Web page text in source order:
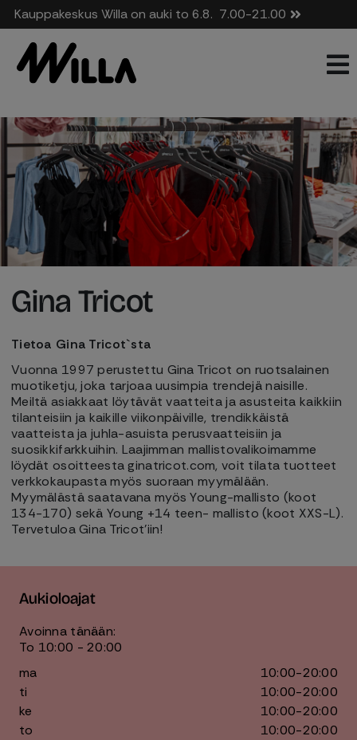
Kauppakeskus Willa on auki to 6.8. 7.00-21.00
Gina Tricot
Tietoa Gina Tricot`sta
Vuonna 1997 perustettu Gina Tricot on ruotsalainen
muotiketju, joka tarjoaa uusimpia trendejä naisille.
Meiltä asiakkaat löytävät vaatteita ja asusteita kaikkiin
tilanteisiin ja kaikille viikonpäiville, trendikkäistä
vaatteista ja juhla-asuista perusvaatteisiin ja
suosikkifarkkuihin. Laajimman mallistovalikoimamme
löydät osoitteesta ginatricot.com, voit tilata tuotteet
verkkokaupasta myös suoraan myymälään.
Myymälästä saatavana myös Young-mallisto (koot
134-170) sekä Young +14 teen- mallisto (koot XXS-L).
Tervetuloa Gina Tricot’iin!
Aukioloajat
Avoinna tänään:
To 10:00 - 20:00
ma
10:00-20:00
ti
10:00-20:00
ke
10:00-20:00
to
10:00-20:00